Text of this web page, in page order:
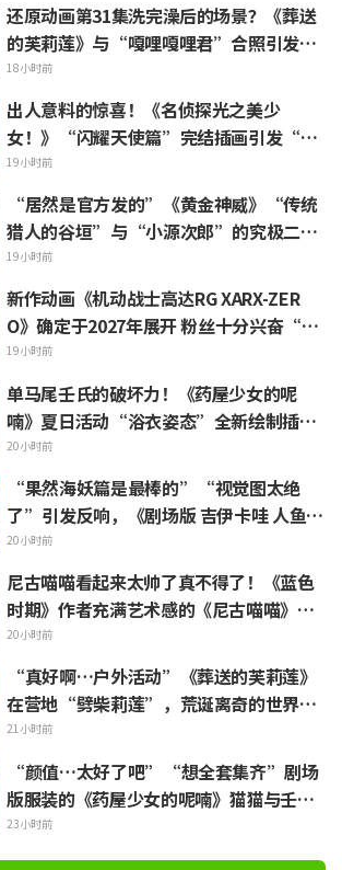
还原动画第31集洗完澡后的场景？《葬送
的芙莉莲》与“嘎哩嘎哩君”合照引发
“头发像是裹着浴巾”热议
18小时前
出人意料的惊喜！《名侦探光之美少
女！》“闪耀天使篇”完结插画引发“心
里一阵紧揪”“感受到了制作组的爱”等
热烈反响
19小时前
“居然是官方发的”《黄金神威》“传统
猎人的谷垣”与“小源次郎”的究极二选
一 引发“两个都喜欢”的声浪涌现
19小时前
新作动画《机动战士高达RG XARX-ZER
O》确定于2027年展开 粉丝十分兴奋“斗
篷加上野兽般的胳膊！！”“主角机相当
帅气”
19小时前
单马尾壬氏的破坏力！《药屋少女的呢
喃》夏日活动“浴衣姿态”全新绘制插画
引发“心脏真的遭不住了”“建议留作壁
画”的反响
20小时前
“果然海妖篇是最棒的”“视觉图太绝
了”引发反响，《剧场版 吉伊卡哇 人鱼岛
的秘密》今日7月24日上映
20小时前
尼古喵喵看起来太帅了真不得了！《蓝色
时期》作者充满艺术感的《尼古喵喵》插
画被赞“说不定真能在艺大见到”
20小时前
“真好啊…户外活动”《葬送的芙莉莲》
在营地“劈柴莉莲”，荒诞离奇的世界观
引发“每天都很充实呢”的反响
21小时前
“颜值…太好了吧”“想全套集齐”剧场
版服装的《药屋少女的呢喃》猫猫与壬氏
精细手办立体化
23小时前